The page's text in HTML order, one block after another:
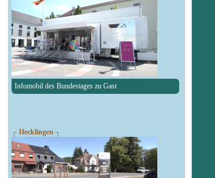
Infomobil des Bundestages zu Gast
┌ Hecklingen ┐